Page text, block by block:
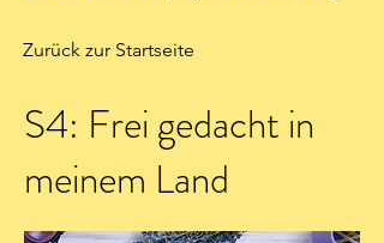
Zurück zur Startseite
S4: Frei gedacht in
meinem Land